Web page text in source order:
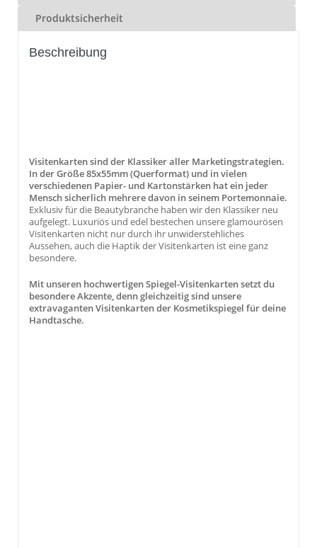
Produktsicherheit
Beschreibung
Visitenkarten sind der Klassiker aller Marketingstrategien.
In der Größe 85x55mm (Querformat) und in vielen
verschiedenen Papier- und Kartonstärken hat ein jeder
Mensch sicherlich mehrere davon in seinem Portemonnaie.
Exklusiv für die Beautybranche haben wir den Klassiker neu
aufgelegt. Luxuriös und edel bestechen unsere glamourösen
Visitenkarten nicht nur durch ihr unwiderstehliches
Aussehen, auch die Haptik der Visitenkarten ist eine ganz
besondere.
Mit unseren hochwertigen Spiegel-Visitenkarten setzt du
besondere Akzente, denn gleichzeitig sind unsere
extravaganten Visitenkarten der Kosmetikspiegel für deine
Handtasche.